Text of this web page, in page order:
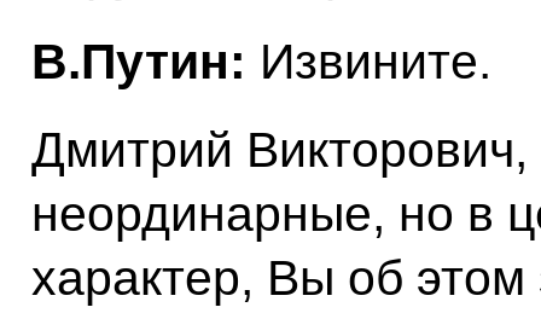
В.Путин: Извините.
Дмитрий Викторович,
неординарные, но в
характер, Вы об